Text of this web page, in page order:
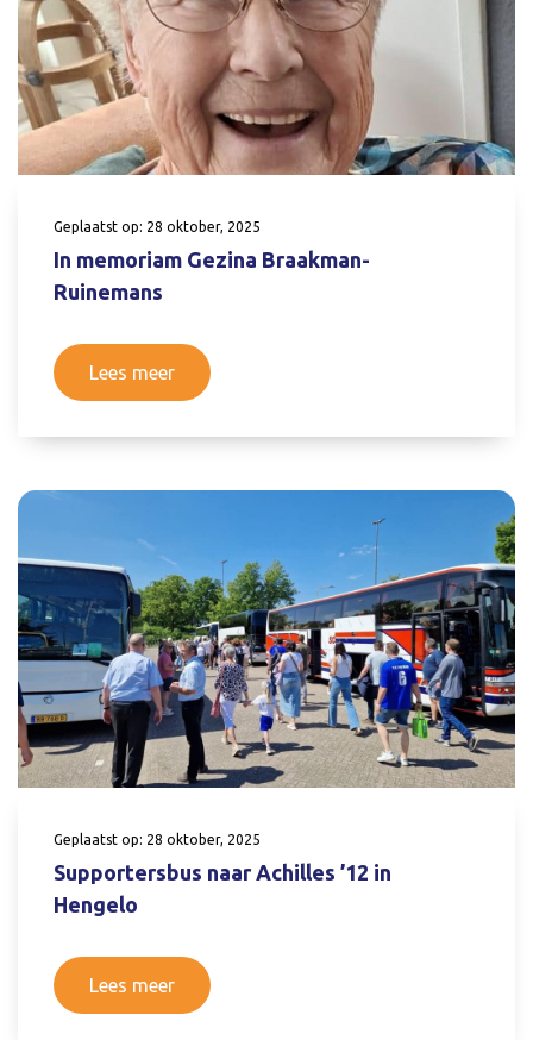
Geplaatst op: 28 oktober, 2025
In memoriam Gezina Braakman-
Ruinemans
Lees meer
Geplaatst op: 28 oktober, 2025
Supportersbus naar Achilles ’12 in
Hengelo
Lees meer